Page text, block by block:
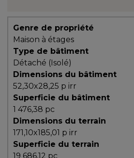
un
courtier
immobilier,
vous
êtes
bien
protégé!
Des
outils
pour
le
Genre de propriété
Maison à étages
Type de bâtiment
Détaché (Isolé)
Dimensions du bâtiment
52,30x28,25 p irr
Superficie du bâtiment
1 476,38 pc
Dimensions du terrain
171,10x185,01 p irr
Superficie du terrain
19 686,12 pc